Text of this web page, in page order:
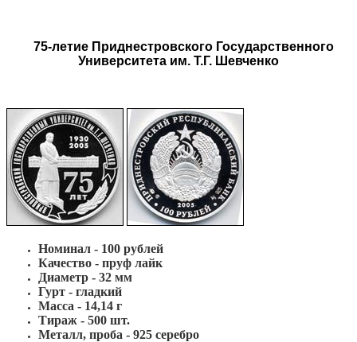
75-летие Приднестровского Государственного
Университета им. Т.Г. Шевченко
Номинал - 100 рублей
Качество - пруф лайк
Диаметр - 32 мм
Гурт - гладкий
Масса - 14,14 г
Тираж - 500 шт.
Металл, проба - 925 cеребро